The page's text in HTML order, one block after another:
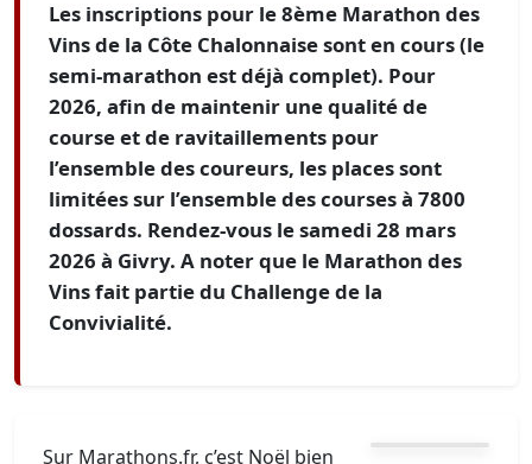
Les inscriptions pour le 8ème Marathon des
Vins de la Côte Chalonnaise sont en cours (le
semi-marathon est déjà complet). Pour
2026, afin de maintenir une qualité de
course et de ravitaillements pour
l’ensemble des coureurs, les places sont
limitées sur l’ensemble des courses à 7800
dossards. Rendez-vous le samedi 28 mars
2026 à Givry. A noter que le Marathon des
Vins fait partie du Challenge de la
Convivialité.
Sur Marathons.fr, c’est Noël bien